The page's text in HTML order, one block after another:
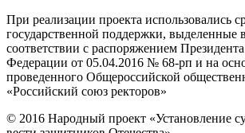
При реализации проекта использовались
государственной поддержки, выделенные в
соответствии с распоряжением
Федерации от 05.04.2016 № 68-рп и на
проведенного Общероссийской
«Российский союз ректоров»
© 2016 Народный проект «Установление